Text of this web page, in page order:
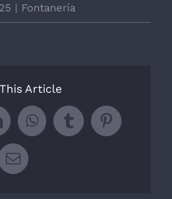
| Fontanería
Article
WhatsApp
TumblrPinterest
Correo